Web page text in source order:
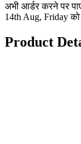
अभी आर्डर करने पर
14th Aug, Friday
Product